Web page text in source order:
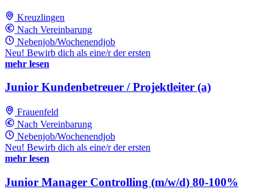
Kreuzlingen
Nach Vereinbarung
Nebenjob/Wochenendjob
Neu! Bewirb dich als eine/r der ersten
mehr lesen
Junior Kundenbetreuer / Projektleiter (a)
Frauenfeld
Nach Vereinbarung
Nebenjob/Wochenendjob
Neu! Bewirb dich als eine/r der ersten
mehr lesen
Junior Manager Controlling (m/w/d) 80-100%